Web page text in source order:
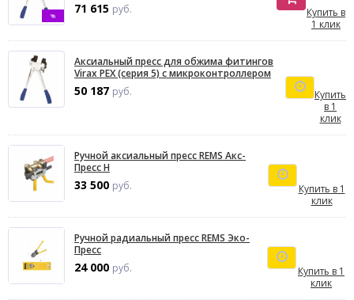
% 71 615 руб.
Купить в
1 клик
Аксиальный пресс для обжима фитингов
Virax PEX (серия 5) с микроконтроллером
50 187 руб.
Купить
в 1
клик
Ручной аксиальный пресс REMS Акс-
Пресс H
33 500 руб.
Купить в 1
клик
Ручной радиальный пресс REMS Эко-
Пресс
24 000 руб.
Купить в 1
клик